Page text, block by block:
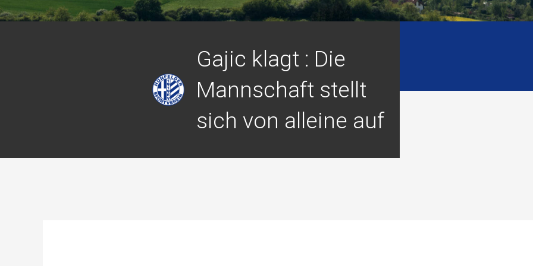
Gajic klagt : Die
Mannschaft stellt
sich von alleine auf